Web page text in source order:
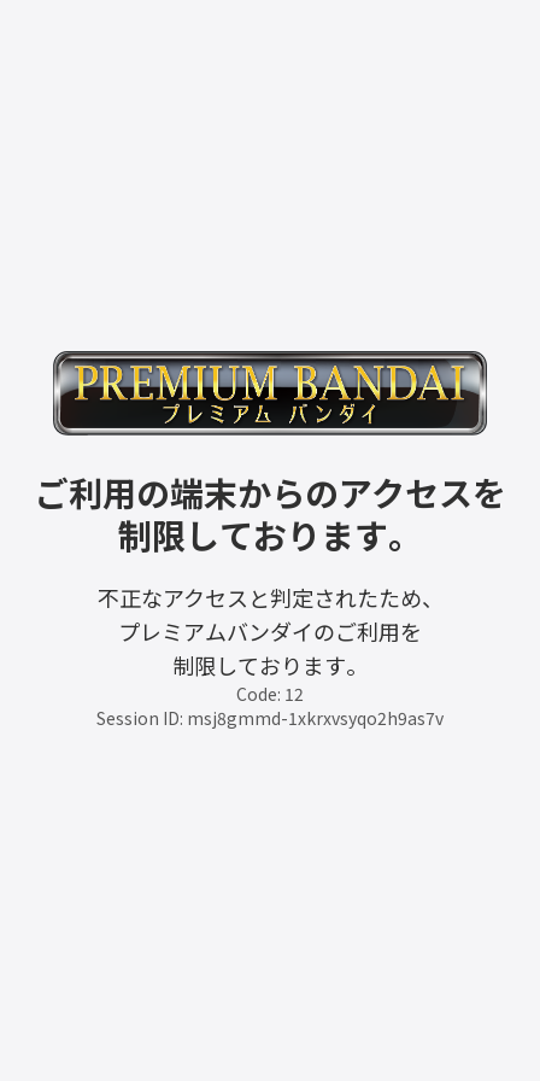
ご利用の端末からのアクセスを
制限しております。
不正なアクセスと判定されたため、
プレミアムバンダイのご利用を
制限しております。
Code: 12
Session ID: msj8gmmd-1xkrxvsyqo2h9as7v